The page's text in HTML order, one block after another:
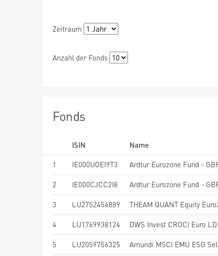
Zeitraum
Anzahl der Fonds
Fonds
ISIN
Name
1
IE000UOEI9T3 Ardtur Eurozone Fund -
2 IE000CJCC2I8 Ardtur Eurozone Fund -
3 LU2752454889 THEAM QUANT Equity
4 LU1769938124 DWS Invest CROCI Euro LD
5 LU2059756325